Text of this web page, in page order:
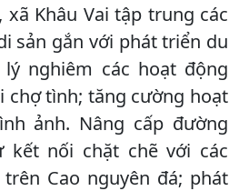
Khâu Vai tập trung các
sản gắn với phát triển du
nghiêm các hoạt động
chợ tình; tăng cường hoạt
ảnh. Nâng cấp đường
kết nối chặt chẽ với các
Cao nguyên đá; phát